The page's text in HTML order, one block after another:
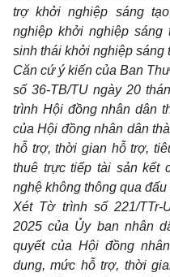
trợ khởi nghiệp sáng
nghiệp khởi nghiệp
sinh thái khởi nghiệp sáng
Căn cứ ý kiến của Ban
số 36-TB/TU ngày 20
trình Hội đồng nhân dân
của Hội đồng nhân dân
hỗ trợ, thời gian hỗ trợ,
thuê trực tiếp tài sản kết
nghệ không thông qua
Xét Tờ trình số 221/TTr-
2025 của Ủy ban nhân
quyết của Hội đồng
dung, mức hỗ trợ, thời